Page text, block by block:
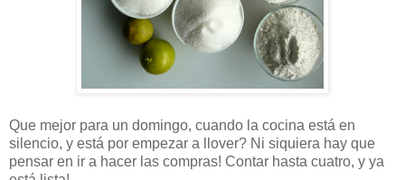
Que mejor para un domingo, cuando la cocina está en
silencio, y está por empezar a llover? Ni siquiera hay que
pensar en ir a hacer las compras! Contar hasta cuatro, y ya